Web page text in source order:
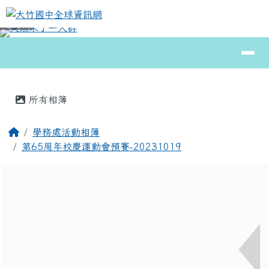
跳至主內容區
大竹國中全球資訊網
⏸
所有相簿
回首頁學務處活動相簿
第65周年校慶運動會預賽-20231019